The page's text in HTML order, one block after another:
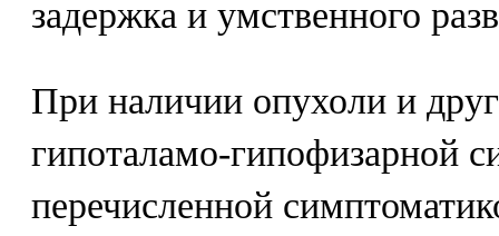
задержка и умственного
При наличии опухоли и
гипоталамо-гипофизарной
перечисленной